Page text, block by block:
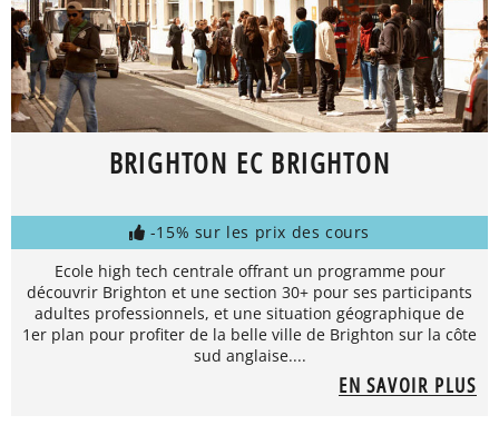
BRIGHTON EC BRIGHTON
-15% sur les prix des cours
Ecole high tech centrale offrant un programme pour
découvrir Brighton et une section 30+ pour ses participants
adultes professionnels, et une situation géographique de
1er plan pour profiter de la belle ville de Brighton sur la côte
sud anglaise....
EN SAVOIR PLUS